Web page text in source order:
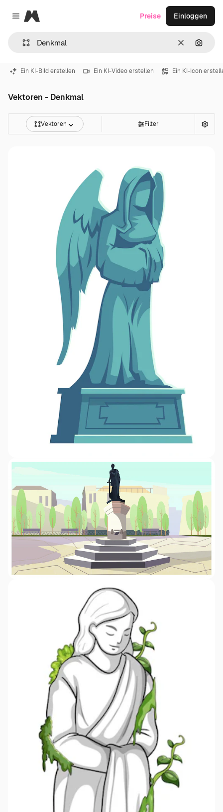
Close menu
Magnific
LöschenNach
Preise Einloggen
Ein KI-Bild erstellen Ein KI-Video erstellen Ein KI-Icon
Vektoren - Denkmal
Vektoren Filter